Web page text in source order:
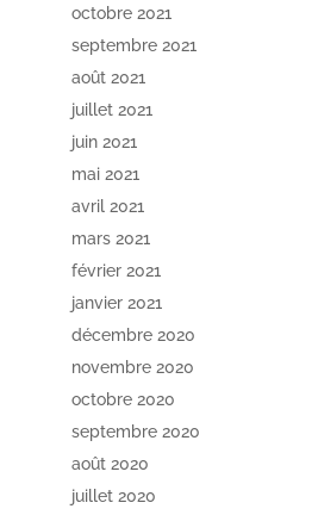
octobre 2021
septembre 2021
août 2021
juillet 2021
juin 2021
mai 2021
avril 2021
mars 2021
février 2021
janvier 2021
décembre 2020
novembre 2020
octobre 2020
septembre 2020
août 2020
juillet 2020